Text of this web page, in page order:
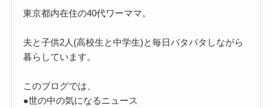
東京都内在住の40代ワーママ。
夫と子供2人(高校生と中学生)と毎日バタバタしながら
暮らしています。
このブログでは、
●世の中の気になるニュース